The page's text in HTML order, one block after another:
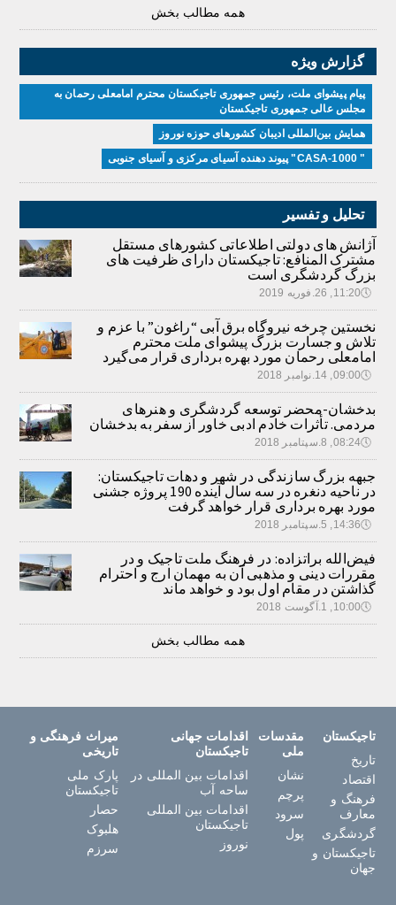
همه مطالب بخش
گزارش ویژه
پیام پیشوای ملت، رئیس جمهوری تاجیکستان محترم امامعلی رحمان به
مجلس عالی جمهوری تاجیکستان
همایش بین‌المللی ادیبان کشور‌های حوزه نوروز
" CASA-1000" پیوند دهنده آسیای مرکزی و آسیای جنوبی
تحلیل و تفسیر
آژانش های دولتی اطلاعاتی کشورهای مستقل
مشترک المنافع: تاجیکستان دارای ظرفیت های
بزرگ گردشگری است
🕔11:20, 26.فوریه 2019
نخستین چرخه نیروگاه برق آبی “راغون” با عزم و
تلاش و جسارت بزرگ پیشوای ملت محترم
امامعلی رحمان مورد بهره برداری قرار می‌گیرد
🕔09:00, 14.نوامبر 2018
بدخشان-محضر توسعه گردشگری و هنرهای
مردمی. تأثرات خادم ادبی خاور از سفر به بدخشان
🕔08:24, 8.سپتامبر 2018
جبهه بزرگ سازندگی در شهر و دهات تاجیکستان:
در ناحیه دنغره در سه سال آینده 190 پروژه جشنی
مورد بهره برداری قرار خواهد گرفت
🕔14:36, 5.سپتامبر 2018
فیض‌الله براتزاده: در فرهنگ ملت تاجیک و در
مقررات دینی و مذهبی آن به مهمان ارج و احترام
گذاشتن در مقام اول بود و خواهد ماند
🕔10:00, 1.آگوست 2018
همه مطالب بخش
تاجیکستان
تاریخ
اقتصاد
فرهنگ و
معارف
گردشگری
تاجیکستان و
جهان
مقدسات
ملی
نشان
پرچم
سرود
پول
اقدامات جهانی
تاجیکستان
اقدامات بین المللی در
ساحه آب
اقدامات بین المللی
تاجیکستان
نوروز
میراث فرهنگی و
تاریخی
پارک ملی
تاجیکستان
حصار
هلبوک
سرزم